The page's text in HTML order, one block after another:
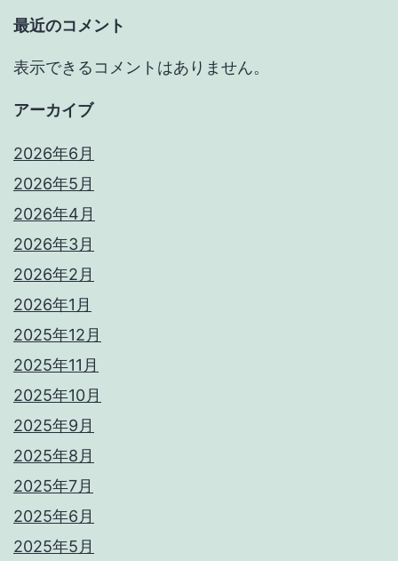
最近のコメント
表示できるコメントはありません。
アーカイブ
2026年6月
2026年5月
2026年4月
2026年3月
2026年2月
2026年1月
2025年12月
2025年11月
2025年10月
2025年9月
2025年8月
2025年7月
2025年6月
2025年5月